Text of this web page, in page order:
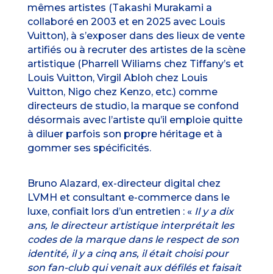
mêmes artistes (Takashi Murakami a
collaboré en 2003 et en 2025 avec Louis
Vuitton), à s’exposer dans des lieux de vente
artifiés ou à recruter des artistes de la scène
artistique (Pharrell Wiliams chez Tiffany’s et
Louis Vuitton, Virgil Abloh chez Louis
Vuitton, Nigo chez Kenzo, etc.) comme
directeurs de studio, la marque se confond
désormais avec l’artiste qu’il emploie quitte
à diluer parfois son propre héritage et à
gommer ses spécificités.
Bruno Alazard, ex-directeur digital chez
LVMH et consultant e-commerce dans le
luxe, confiait lors d’un entretien : « Il y a dix
ans, le directeur artistique interprétait les
codes de la marque dans le respect de son
identité, il y a cinq ans, il était choisi pour
son fan-club qui venait aux défilés et faisait